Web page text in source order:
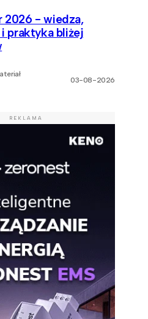
2026 - wiedza,
praktyka bliżej
03-08-2026
REKLAMA